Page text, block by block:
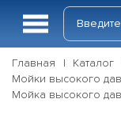
Главная Каталог
Мойки высокого
Мойка высокого